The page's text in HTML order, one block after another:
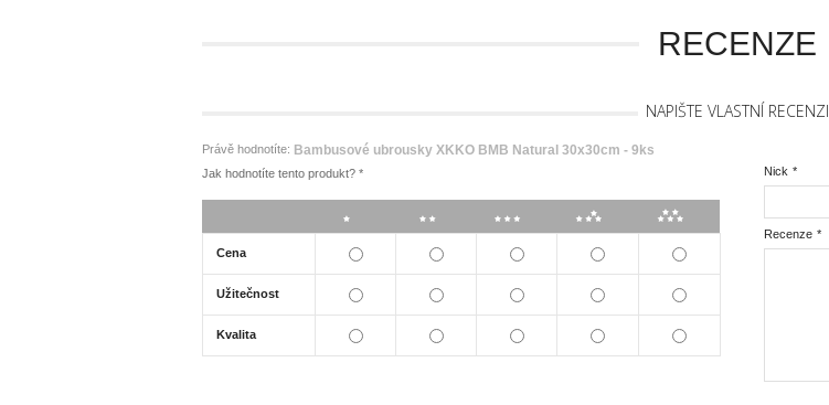
RECENZE
NAPIŠTE VLASTNÍ RECENZI
Právě hodnotíte: Bambusové ubrousky XKKO BMB Natural 30x30cm - 9ks
Jak hodnotíte tento produkt? *
Cena
Užitečnost
Kvalita
*
Nick
*
Recenze